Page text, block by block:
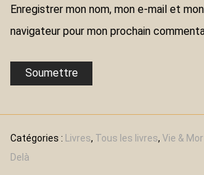
Enregistrer mon nom, mon e-mail et
navigateur pour mon prochain
Catégories : Livres, Tous les livres, Vie &
Delà